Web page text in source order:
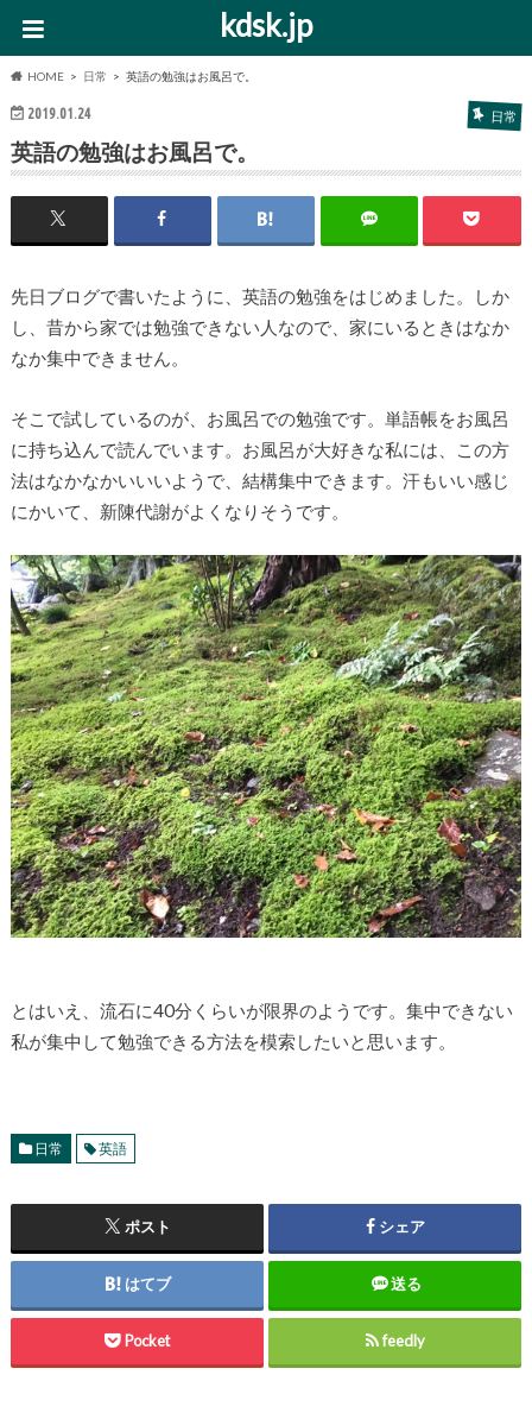
kdsk.jp
HOME 日常 英語の勉強はお風呂で。
2019.01.24 日常
英語の勉強はお風呂で。
先日ブログで書いたように、英語の勉強をはじめました。しか
し、昔から家では勉強できない人なので、家にいるときはなか
なか集中できません。
そこで試しているのが、お風呂での勉強です。単語帳をお風呂
に持ち込んで読んでいます。お風呂が大好きな私には、この方
法はなかなかいいいようで、結構集中できます。汗もいい感じ
にかいて、新陳代謝がよくなりそうです。
とはいえ、流石に40分くらいが限界のようです。集中できない
私が集中して勉強できる方法を模索したいと思います。
日常 英語
ポスト シェア
はてブ 送る
Pocket feedly